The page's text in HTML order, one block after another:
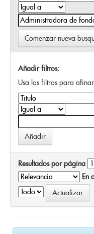
Comenzar nueva
Añadir filtros:
Usa los filtros para
Resultados por página
En